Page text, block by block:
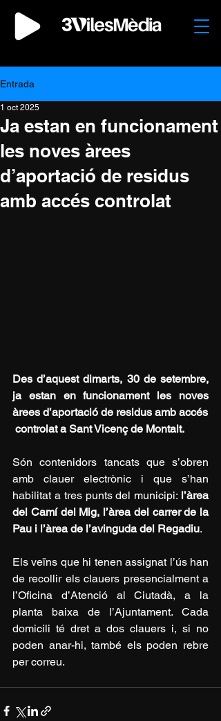
Entrada
Ja estan en funcionament
les noves àrees
d’aportació de residus
amb accés controlat
1 oct 2025
Des d’aquest dimarts, 30 de setembre,
ja estan en funcionament les noves
àrees d’aportació de residus amb accés
controlat a Sant Vicenç de Montalt.
Són contenidors tancats que s’obren
amb clauer electrònic i que s’han
habilitat a tres punts del municipi: l’àrea
del Camí del Mig, l’àrea del carrer de la
Pau i l’àrea de l’avinguda del Regadiu.
Els veïns que hi tenen assignat l’ús han
de recollir els clauers presencialment a
l’Oficina d’Atenció al Ciutadà, a la
planta baixa de l’Ajuntament. Cada
domicili té dret a dos clauers i, si no
poden anar-hi, també els poden rebre
per correu.